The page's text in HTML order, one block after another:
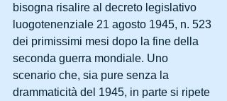
bisogna risalire al decreto legislativo
luogotenenziale 21 agosto 1945, n. 523
dei primissimi mesi dopo la fine della
seconda guerra mondiale. Uno
scenario che, sia pure senza la
drammaticità del 1945, in parte si ripete